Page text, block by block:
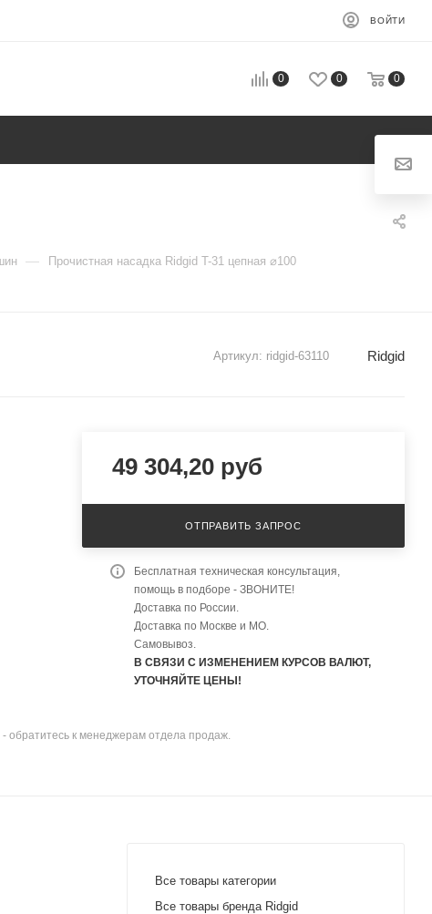
ВОЙТИ
0 0 0
— Прочистная насадка Ridgid T-31 цепная ⌀100
Артикул: ridgid-63110 Ridgid
49 304,20руб
ОТПРАВИТЬ ЗАПРОС
Бесплатная техническая консультация,
помощь в подборе - ЗВОНИТЕ!
Доставка по России.
Доставка по Москве и МО.
Самовывоз.
В СВЯЗИ С ИЗМЕНЕНИЕМ КУРСОВ ВАЛЮТ,
УТОЧНЯЙТЕ ЦЕНЫ!
обратитесь к менеджерам отдела продаж.
Все товары категории
Все товары бренда Ridgid